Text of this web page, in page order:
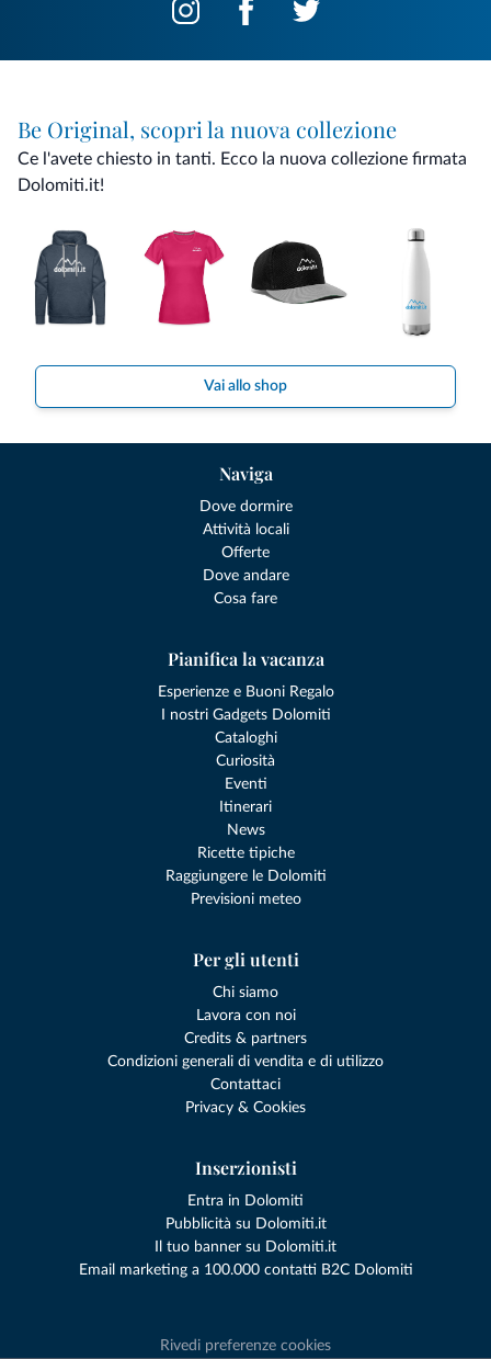
Be Original, scopri la nuova collezione
Ce l'avete chiesto in tanti. Ecco la nuova collezione firmata
Dolomiti.it!
Vai allo shop
Naviga
Dove dormire
Attività locali
Offerte
Dove andare
Cosa fare
Pianifica la vacanza
Esperienze e Buoni Regalo
I nostri Gadgets Dolomiti
Cataloghi
Curiosità
Eventi
Itinerari
News
Ricette tipiche
Raggiungere le Dolomiti
Previsioni meteo
Per gli utenti
Chi siamo
Lavora con noi
Credits & partners
Condizioni generali di vendita e di utilizzo
Contattaci
Privacy & Cookies
Inserzionisti
Entra in Dolomiti
Pubblicità su Dolomiti.it
Il tuo banner su Dolomiti.it
Email marketing a 100.000 contatti B2C Dolomiti
Rivedi preferenze cookies